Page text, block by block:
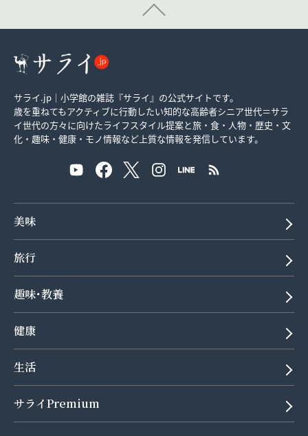
サライ.jp｜小学館の雑誌『サライ』の公式サイトです。
歳を重ねてもアクティブに行動したい知的な高齢者シニア世代＝サラ
イ世代の方々に向けたライフスタイル提案と旅・食・人物・歴史・文
化・趣味・健康・モノ情報など上質な情報を発信しています。
美味
旅行
趣味･教養
健康
生活
サライPremium